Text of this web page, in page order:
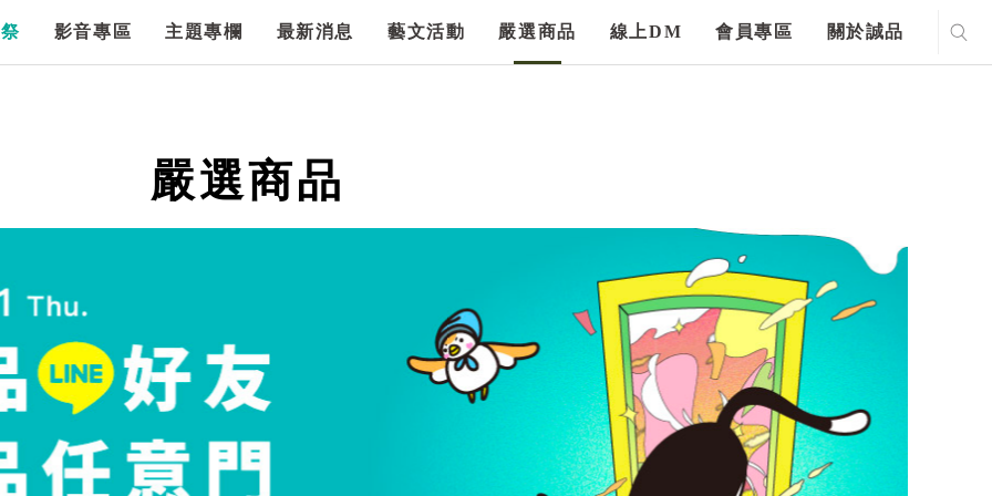
影音專區 主題專欄 最新消息 藝文活動 嚴選商品 線上DM 會員專區 關於誠品
嚴選商品